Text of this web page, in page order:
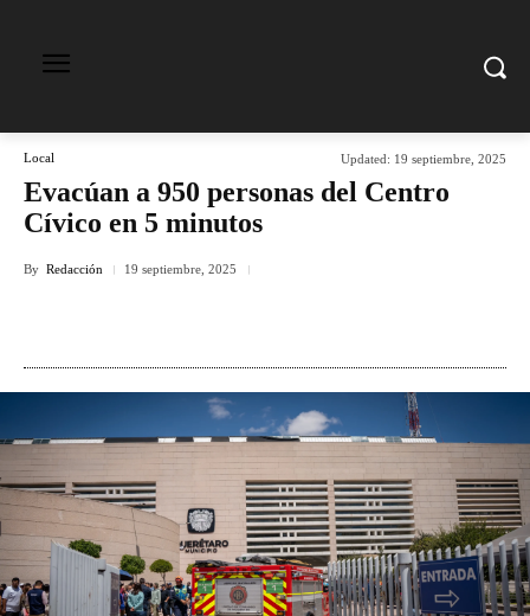
Local Updated: 19 septiembre, 2025
Evacúan a 950 personas del Centro
Cívico en 5 minutos
By Redacción 19 septiembre, 2025